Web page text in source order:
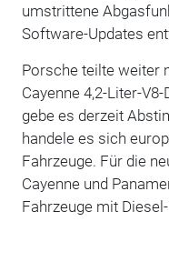
umstrittene
Software-Updates
Porsche teilte weiter
Cayenne 4,2-Liter-
gebe es derzeit
handele es sich
Fahrzeuge. Für die
Cayenne und
Fahrzeuge mit